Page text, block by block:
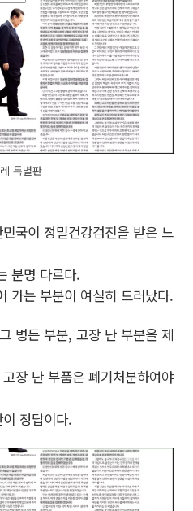
특별판
국이 정밀건강검진을 받은 느
분명 다르다.
가는 부분이 여실히 드러났다.
병든 부분, 고장 난 부분을 제
장 난 부품은 폐기처분하여야
정답이다.